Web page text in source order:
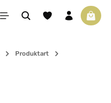
Du hast 0 Produkte
Produktart